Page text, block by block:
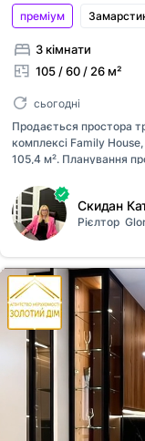
преміум
3 кімнати
105 / 60 / 26 м²
сьогодні
Продається простора
комплексі Family
105,4 м². Планування
життя та прийому
гарантує якість
помешканні
додатковий простір
комплекс Family House
доглянутою
життя. Квартира
жит...
Скидан
Рієлтор